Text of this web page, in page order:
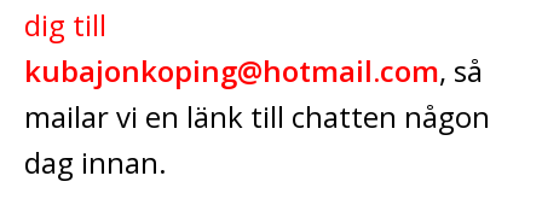
dig till
kubajonkoping@hotmail.com, så
mailar vi en länk till chatten någon
dag innan.